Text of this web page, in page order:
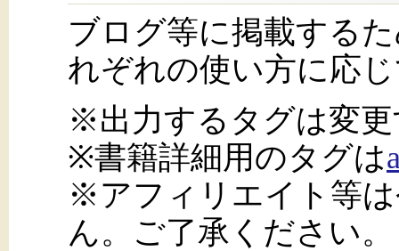
ブログ等に掲載する
れぞれの使い方に応
※出力するタグは変
※書籍詳細用のタグは
※アフィリエイト等
ん。ご了承ください。